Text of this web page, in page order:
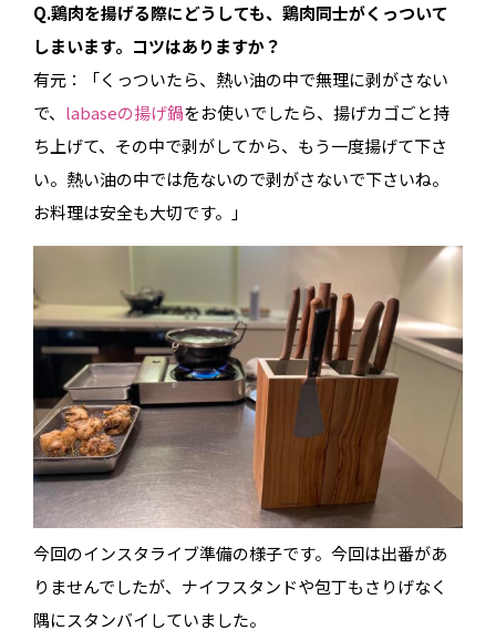
Q.鶏肉を揚げる際にどうしても、鶏肉同士がくっついて
しまいます。コツはありますか？
有元：「くっついたら、熱い油の中で無理に剥がさない
で、 labaseの揚げ鍋をお使いでしたら、揚げカゴごと持
ち上げて、その中で剥がしてから、もう一度揚げて下さ
い。熱い油の中では危ないので剥がさないで下さいね。
お料理は安全も大切です。」
今回のインスタライブ準備の様子です。今回は出番があ
りませんでしたが、ナイフスタンドや包丁もさりげなく
隅にスタンバイしていました。